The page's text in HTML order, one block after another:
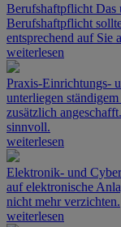
Berufshaftpflicht Das
Berufshaftpflicht
entsprechend auf Sie
weiterlesen
Praxis-Einrichtungs-
unterliegen
zusätzlich
sinnvoll.
weiterlesen
Elektronik- und
auf elektronische
nicht mehr verzichten.
weiterlesen